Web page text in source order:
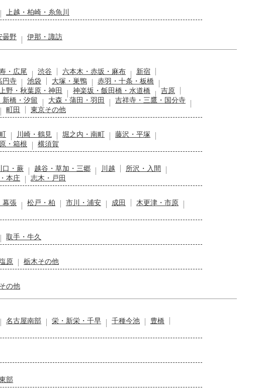
上越・柏崎・糸魚川
曇野 伊那・諏訪
・広尾 渋谷 六本木・赤坂・麻布
新宿
円寺 池袋 大塚・巣鴨
赤羽・十条・板橋
野・秋葉原・神田 神楽坂・飯田橋・水道橋
吉原
新橋・汐留 大森・蒲田・羽田
吉祥寺・三鷹・国分寺
町田
東京その他
川崎・鶴見 堀之内・南町
藤沢・平塚
・箱根
横須賀
口・蕨 越谷・草加・三郷 川越
所沢・入間
本庄
志木・戸田
幕張 松戸・柏 市川・浦安 成田
木更津・市原
取手・牛久
原
栃木その他
の他
名古屋南部 栄・新栄・千早 千種今池
豊橋
部